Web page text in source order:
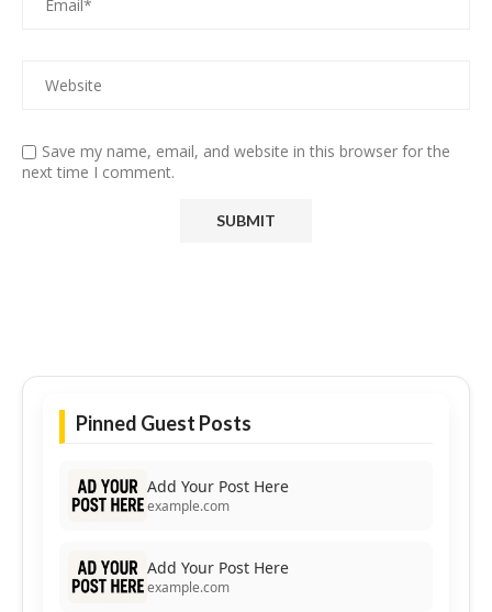
Save my name, email, and website in this browser for the
next time I comment.
Pinned Guest Posts
Add Your Post Here
example.com
Add Your Post Here
example.com